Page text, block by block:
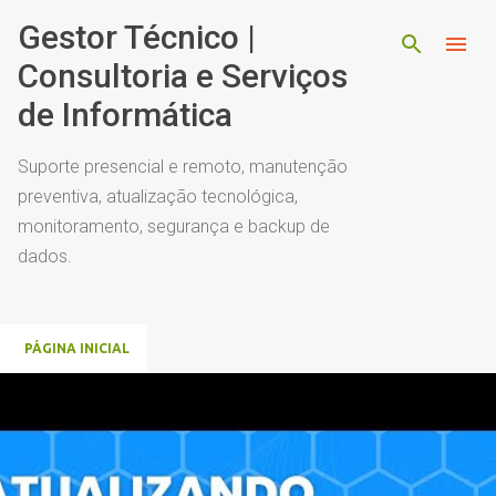
Pular para o conteúdo principal
Gestor Técnico |
Consultoria e Serviços
de Informática
Suporte presencial e remoto, manutenção
preventiva, atualização tecnológica,
monitoramento, segurança e backup de
dados.
PÁGINA INICIAL
s